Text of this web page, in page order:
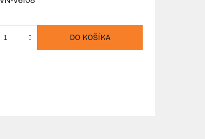
DO KOŠÍKA